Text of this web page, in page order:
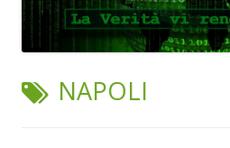
TAG:
NAPOLI